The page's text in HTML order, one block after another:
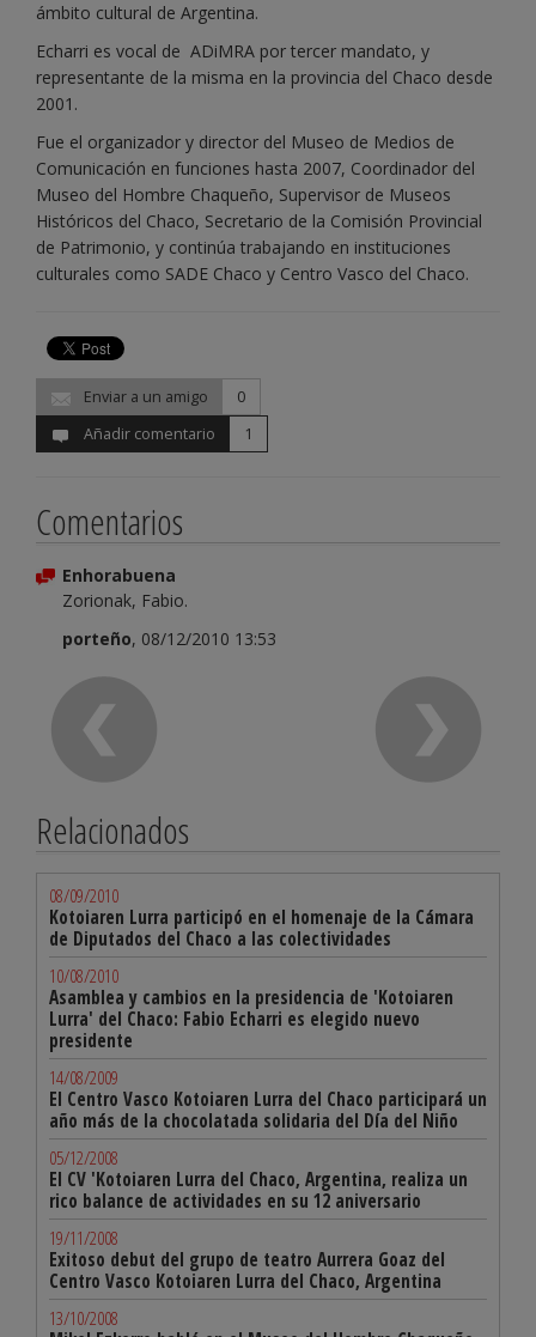
ámbito cultural de Argentina.
Echarri es vocal de ADiMRA por tercer mandato, y
representante de la misma en la provincia del Chaco desde
2001.
Fue el organizador y director del Museo de Medios de
Comunicación en funciones hasta 2007, Coordinador del
Museo del Hombre Chaqueño, Supervisor de Museos
Históricos del Chaco, Secretario de la Comisión Provincial
de Patrimonio, y continúa trabajando en instituciones
culturales como SADE Chaco y Centro Vasco del Chaco.
Enviar a un amigo
0
Añadir comentario
1
Comentarios
Enhorabuena
Zorionak, Fabio.
porteño, 08/12/2010 13:53
Relacionados
08/09/2010
Kotoiaren Lurra participó en el homenaje de la Cámara
de Diputados del Chaco a las colectividades
10/08/2010
Asamblea y cambios en la presidencia de 'Kotoiaren
Lurra' del Chaco: Fabio Echarri es elegido nuevo
presidente
14/08/2009
El Centro Vasco Kotoiaren Lurra del Chaco participará un
año más de la chocolatada solidaria del Día del Niño
05/12/2008
El CV 'Kotoiaren Lurra del Chaco, Argentina, realiza un
rico balance de actividades en su 12 aniversario
19/11/2008
Exitoso debut del grupo de teatro Aurrera Goaz del
Centro Vasco Kotoiaren Lurra del Chaco, Argentina
13/10/2008